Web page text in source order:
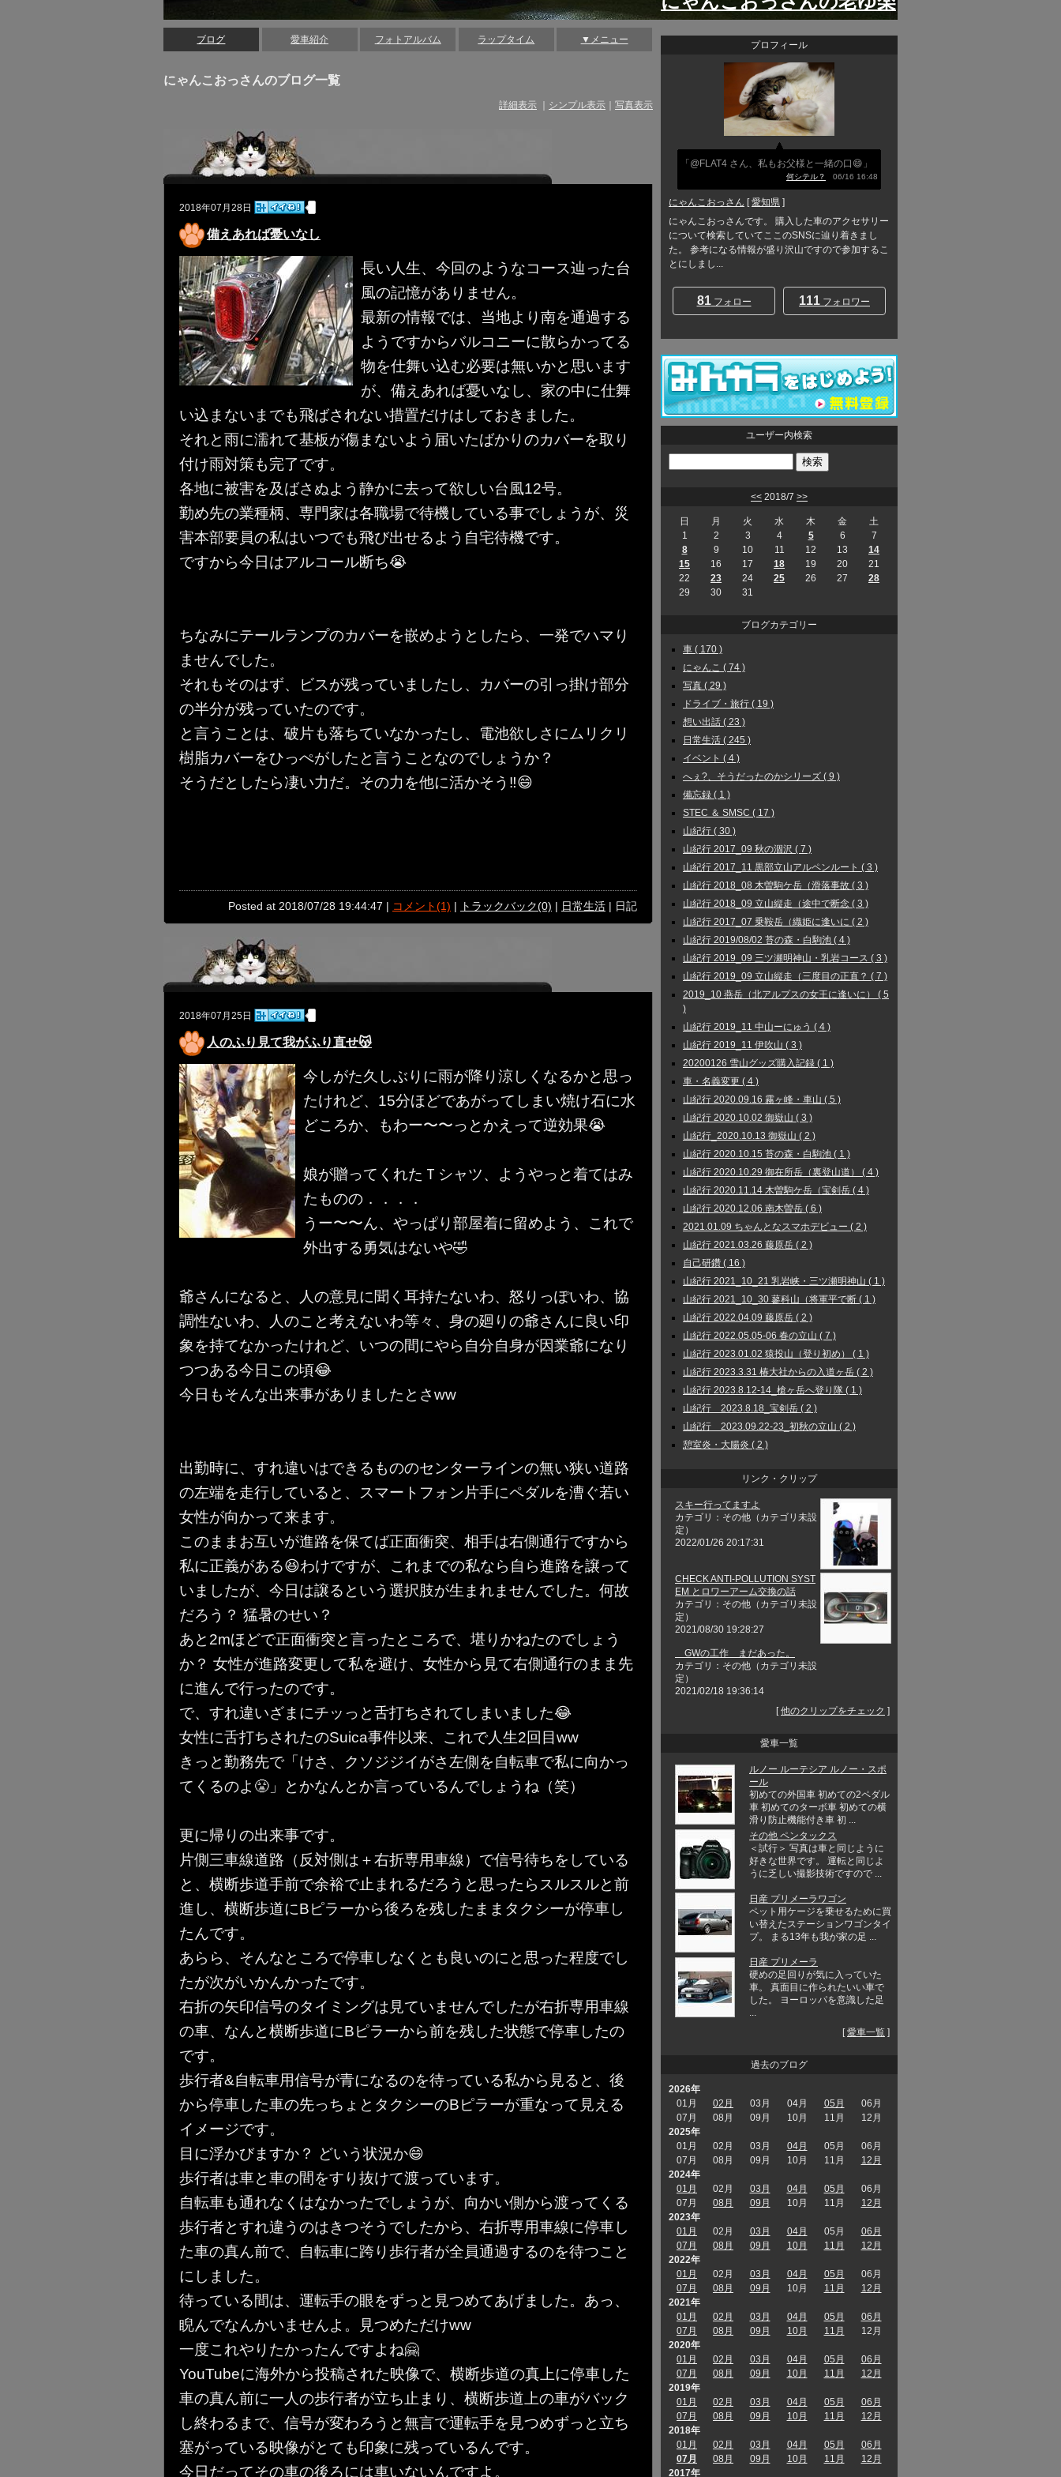
ブログ 愛車紹介 フォトアルバム ラップタイム ▼メニュー
にゃんこおっさんのブログ一覧
詳細表示 シンプル表示 写真表示
2018年07月28日
備えあれば憂いなし
長い人生、今回のようなコース辿った台
風の記憶がありません。
最新の情報では、当地より南を通過する
ようですからバルコニーに散らかってる
物を仕舞い込む必要は無いかと思います
が、備えあれば憂いなし、家の中に仕舞
い込まないまでも飛ばされない措置だけはしておきました。
それと雨に濡れて基板が傷まないよう届いたばかりのカバーを取り
付け雨対策も完了です。
各地に被害を及ばさぬよう静かに去って欲しい台風12号。
勤め先の業種柄、専門家は各職場で待機している事でしょうが、災
害本部要員の私はいつでも飛び出せるよう自宅待機です。
ですから今日はアルコール断ち😭
ちなみにテールランプのカバーを嵌めようとしたら、一発でハマり
ませんでした。
それもそのはず、ビスが残っていましたし、カバーの引っ掛け部分
の半分が残っていたのです。
と言うことは、破片も落ちていなかったし、電池欲しさにムリクリ
樹脂カバーをひっぺがしたと言うことなのでしょうか？
そうだとしたら凄い力だ。その力を他に活かそう‼️😄
Posted at 2018/07/28 19:44:47 | コメント(1) | トラックバック(0) | 日常生活 | 日記
2018年07月25日
人のふり見て我がふり直せ😽
今しがた久しぶりに雨が降り涼しくなるかと思っ
たけれど、15分ほどであがってしまい焼け石に水
どころか、もわー〜〜っとかえって逆効果😭
娘が贈ってくれたＴシャツ、ようやっと着てはみ
たものの．．．．
うー〜〜ん、やっぱり部屋着に留めよう、これで
外出する勇気はないや🤣
爺さんになると、人の意見に聞く耳持たないわ、怒りっぽいわ、協
調性ないわ、人のこと考えないわ等々、身の廻りの爺さんに良い印
象を持てなかったけれど、いつの間にやら自分自身が因業爺になり
つつある今日この頃😂
今日もそんな出来事がありましたとさww
出勤時に、すれ違いはできるもののセンターラインの無い狭い道路
の左端を走行していると、スマートフォン片手にペダルを漕ぐ若い
女性が向かって来ます。
このままお互いが進路を保てば正面衝突、相手は右側通行ですから
私に正義がある😆わけですが、これまでの私なら自ら進路を譲って
いましたが、今日は譲るという選択肢が生まれませんでした。何故
だろう？ 猛暑のせい？
あと2mほどで正面衝突と言ったところで、堪りかねたのでしょう
か？ 女性が進路変更して私を避け、女性から見て右側通行のまま先
に進んで行ったのです。
で、すれ違いざまにチッっと舌打ちされてしまいました😂
女性に舌打ちされたのSuica事件以来、これで人生2回目ww
きっと勤務先で「けさ、クソジジイがさ左側を自転車で私に向かっ
てくるのよ😤」とかなんとか言っているんでしょうね（笑）
更に帰りの出来事です。
片側三車線道路（反対側は＋右折専用車線）で信号待ちをしている
と、横断歩道手前で余裕で止まれるだろうと思ったらスルスルと前
進し、横断歩道にBピラーから後ろを残したままタクシーが停車し
たんです。
あらら、そんなところで停車しなくとも良いのにと思った程度でし
たが次がいかんかったです。
右折の矢印信号のタイミングは見ていませんでしたが右折専用車線
の車、なんと横断歩道にBピラーから前を残した状態で停車したの
です。
歩行者&自転車用信号が青になるのを待っている私から見ると、後
から停車した車の先っちょとタクシーのBピラーが重なって見える
イメージです。
目に浮かびますか？ どいう状況か😄
歩行者は車と車の間をすり抜けて渡っています。
自転車も通れなくはなかったでしょうが、向かい側から渡ってくる
歩行者とすれ違うのはきつそうでしたから、右折専用車線に停車し
た車の真ん前で、自転車に跨り歩行者が全員通過するのを待つこと
にしました。
待っている間は、運転手の眼をずっと見つめてあげました。あっ、
睨んでなんかいませんよ。見つめただけww
一度これやりたかったんですよね🤗
YouTubeに海外から投稿された映像で、横断歩道の真上に停車した
車の真ん前に一人の歩行者が立ち止まり、横断歩道上の車がバック
し終わるまで、信号が変わろうと無言で運転手を見つめずっと立ち
塞がっている映像がとても印象に残っているんです。
今日だってその車の後ろには車いないんですよ。
プロフィール
「@FLAT4 さん、私もお父様と一緒の口😄」
何シテル？ 06/16 16:48
にゃんこおっさん [愛知県 ]
にゃんこおっさんです。 購入した車のアクセサリー
について検索していてここのSNSに辿り着きまし
た。 参考になる情報が盛り沢山ですので参加するこ
とにしまし...
81フォロー 111 フォロワー
ユーザー内検索
<< 2018/7 >>
日 月 火 水 木 金
土
1
2 3 4 5 6
7
8
9 10 11 12 13
14
15
16 17 18 19 20
21
22
23 24 25 26 27
28
29
30 31
ブログカテゴリー
車 ( 170 )
にゃんこ ( 74 )
写真 ( 29 )
ドライブ・旅行 ( 19 )
想い出話 ( 23 )
日常生活 ( 245 )
イベント ( 4 )
へぇ?、そうだったのかシリーズ ( 9 )
備忘録 ( 1 )
STEC ＆ SMSC ( 17 )
山紀行 ( 30 )
山紀行 2017_09 秋の涸沢 ( 7 )
山紀行 2017_11 黒部立山アルペンルート ( 3 )
山紀行 2018_08 木曽駒ケ岳（滑落事故 ( 3 )
山紀行 2018_09 立山縦走（途中で断念 ( 3 )
山紀行 2017_07 乗鞍岳（織姫に逢いに ( 2 )
山紀行 2019/08/02 苔の森・白駒池 ( 4 )
山紀行 2019_09 三ツ瀬明神山・乳岩コース ( 3 )
山紀行 2019_09 立山縦走（三度目の正直？ ( 7 )
2019_10 燕岳（北アルプスの女王に逢いに） ( 5
)
山紀行 2019_11 中山ーにゅう ( 4 )
山紀行 2019_11 伊吹山 ( 3 )
20200126 雪山グッズ購入記録 ( 1 )
車・名義変更 ( 4 )
山紀行 2020.09.16 霧ヶ峰・車山 ( 5 )
山紀行 2020.10.02 御嶽山 ( 3 )
山紀行_2020.10.13 御嶽山 ( 2 )
山紀行 2020.10.15 苔の森・白駒池 ( 1 )
山紀行 2020.10.29 御在所岳（裏登山道） ( 4 )
山紀行 2020.11.14 木曽駒ケ岳（宝剣岳 ( 4 )
山紀行 2020.12.06 南木曽岳 ( 6 )
2021.01.09 ちゃんとなスマホデビュー ( 2 )
山紀行 2021.03.26 藤原岳 ( 2 )
自己研鑽 ( 16 )
山紀行 2021_10_21 乳岩峡・三ツ瀬明神山 ( 1 )
山紀行 2021_10_30 蓼科山（将軍平で断 ( 1 )
山紀行 2022.04.09 藤原岳 ( 2 )
山紀行 2022.05.05-06 春の立山 ( 7 )
山紀行 2023.01.02 猿投山（登り初め） ( 1 )
山紀行 2023.3.31 椿大社からの入道ヶ岳 ( 2 )
山紀行 2023.8.12-14_槍ヶ岳へ登り隊 ( 1 )
山紀行 2023.8.18_宝剣岳 ( 2 )
山紀行 2023.09.22-23_初秋の立山 ( 2 )
憩室炎・大腸炎 ( 2 )
リンク・クリップ
スキー行ってますよ
カテゴリ：その他（カテゴリ未設
定）
2022/01/26 20:17:31
CHECK ANTI-POLLUTION SYST
EM とロワーアーム交換の話
カテゴリ：その他（カテゴリ未設
定）
2021/08/30 19:28:27
GWの工作 まだあった。
カテゴリ：その他（カテゴリ未設
定）
2021/02/18 19:36:14
[他のクリップをチェック ]
愛車一覧
ルノー ルーテシア ルノー・スポ
ール
初めての外国車 初めての2ペダル
車 初めてのターボ車 初めての横
滑り防止機能付き車 初 ...
その他 ペンタックス
＜試行＞ 写真は車と同じように
好きな世界です。 運転と同じよ
うに乏しい撮影技術ですので ...
日産 プリメーラワゴン
ペット用ケージを乗せるために買
い替えたステーションワゴンタイ
プ。 まる13年も我が家の足 ...
日産 プリメーラ
硬めの足回りが気に入っていた
車。 真面目に作られたいい車で
した。 ヨーロッパを意識した足
[愛車一覧 ]
過去のブログ
2026年
01月
02月 03月 04月 05月
06月
07月
08月 09月 10月 11月
12月
2025年
01月
02月 03月 04月 05月
06月
07月
08月 09月 10月 11月
12月
2024年
01月
02月 03月 04月 05月
06月
07月
08月 09月 10月 11月
12月
2023年
01月
02月 03月 04月 05月
06月
07月
08月 09月 10月 11月
12月
2022年
01月
02月 03月 04月 05月
06月
07月
08月 09月 10月 11月
12月
2021年
01月
02月 03月 04月 05月
06月
07月
08月 09月 10月 11月
12月
2020年
01月
02月 03月 04月 05月
06月
07月
08月 09月 10月 11月
12月
2019年
01月
02月 03月 04月 05月
06月
07月
08月 09月 10月 11月
12月
2018年
01月
02月 03月 04月 05月
06月
07月
08月 09月 10月 11月
12月
2017年